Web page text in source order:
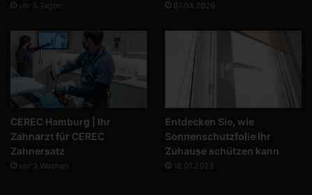
vor 5 Tagen 07.04.2026
CEREC Hamburg | Ihr
Zahnarzt für CEREC
Zahnersatz
vor 3 Wochen
Entdecken Sie, wie
Sonnenschutzfolie Ihr
Zuhause schützen kann
18.01.2023